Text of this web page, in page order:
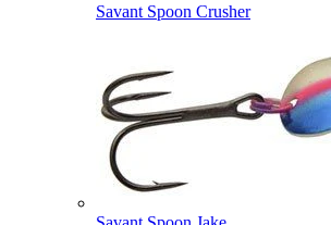
Savant Spoon Crusher